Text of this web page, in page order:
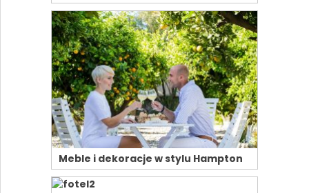
Meble i dekoracje w stylu Hampton